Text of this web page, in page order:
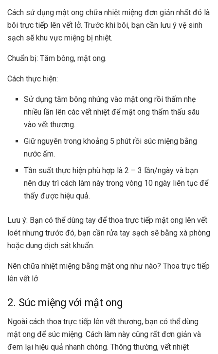
Cách sử dụng mật ong chữa nhiệt miệng đơn giản nhất đó là
bôi trực tiếp lên vết lở. Trước khi bôi, bạn cần lưu ý vệ sinh
sạch sẽ khu vực miệng bị nhiệt.
Chuẩn bị: Tăm bông, mật ong.
Cách thực hiện:
Sử dụng tăm bông nhúng vào mật ong rồi thấm nhẹ
nhiều lần lên các vết nhiệt để mật ong thẩm thấu sâu
vào vết thương.
Giữ nguyên trong khoảng 5 phút rồi súc miệng bằng
nước ấm.
Tần suất thực hiện phù hợp là 2 – 3 lần/ngày và bạn
nên duy trì cách làm này trong vòng 10 ngày liên tục để
thấy được hiệu quả.
Lưu ý: Bạn có thể dùng tay để thoa trực tiếp mật ong lên vết
loét nhưng trước đó, bạn cần rửa tay sạch sẽ bằng xà phòng
hoặc dung dịch sát khuẩn.
Nên chữa nhiệt miệng bằng mật ong như nào? Thoa trực tiếp
lên vết lở
2. Súc miệng với mật ong
Ngoài cách thoa trực tiếp lên vết thương, bạn có thể dùng
mật ong để súc miệng. Cách làm này cũng rất đơn giản và
đem lại hiệu quả nhanh chóng. Thông thường, vết nhiệt